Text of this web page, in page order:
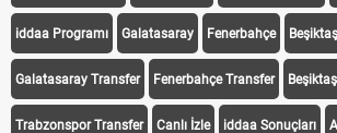
Transfer Haberleri TV'de Bugün Süper Lig Fikstür
iddaa Programı Galatasaray Fenerbahçe Beşiktaş
Galatasaray Transfer Fenerbahçe Transfer